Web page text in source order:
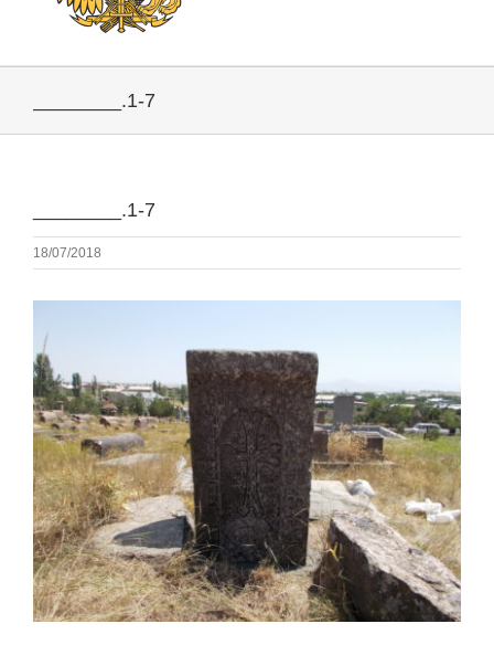
________.1-7
________.1-7
18/07/2018